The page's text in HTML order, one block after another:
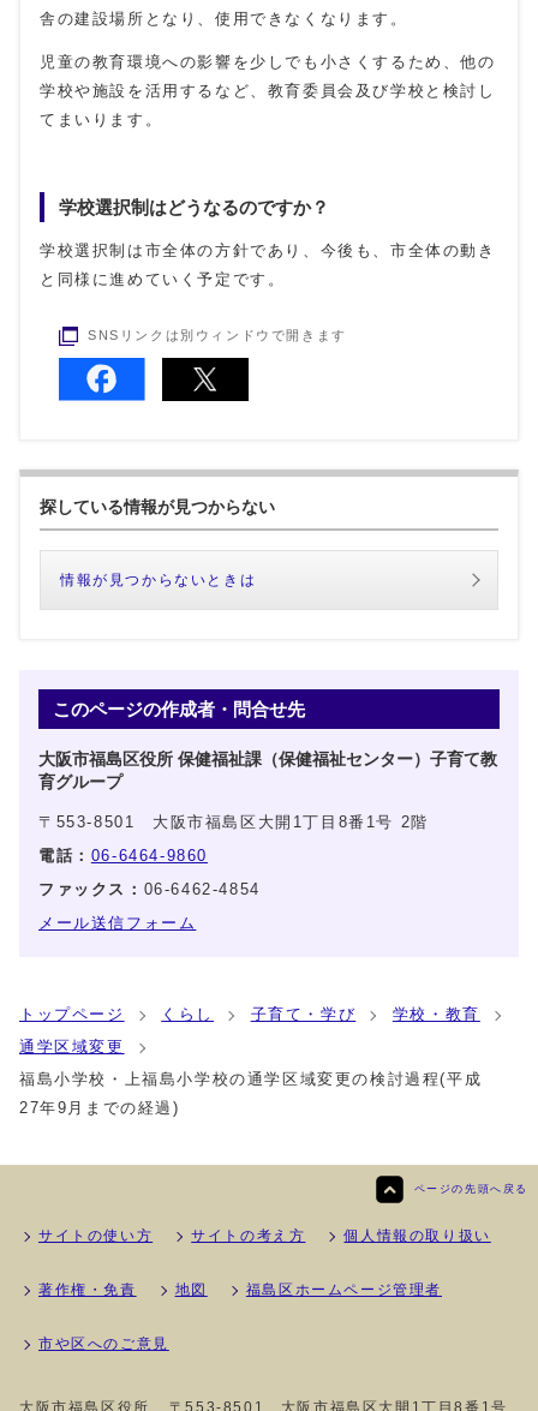
舎の建設場所となり、使用できなくなります。
児童の教育環境への影響を少しでも小さくするため、他の
学校や施設を活用するなど、教育委員会及び学校と検討し
てまいります。
学校選択制はどうなるのですか？
学校選択制は市全体の方針であり、今後も、市全体の動き
と同様に進めていく予定です。
SNSリンクは別ウィンドウで開きます
探している情報が見つからない
情報が見つからないときは
このページの作成者・問合せ先
大阪市福島区役所 保健福祉課（保健福祉センター）子育て教
育グループ
〒553-8501 大阪市福島区大開1丁目8番1号 2階
電話： 06-6464-9860
ファックス： 06-6462-4854
メール送信フォーム
トップページ くらし 子育て・学び
学校・教育
通学区域変更
福島小学校・上福島小学校の通学区域変更の検討過程(平成
27年9月までの経過)
ページの先頭へ戻る
サイトの使い方 サイトの考え方 個人情報の取り扱い
著作権・免責 地図 福島区ホームページ管理者
市や区へのご意見
大阪市福島区役所 〒553-8501 大阪市福島区大開1丁目8番1号